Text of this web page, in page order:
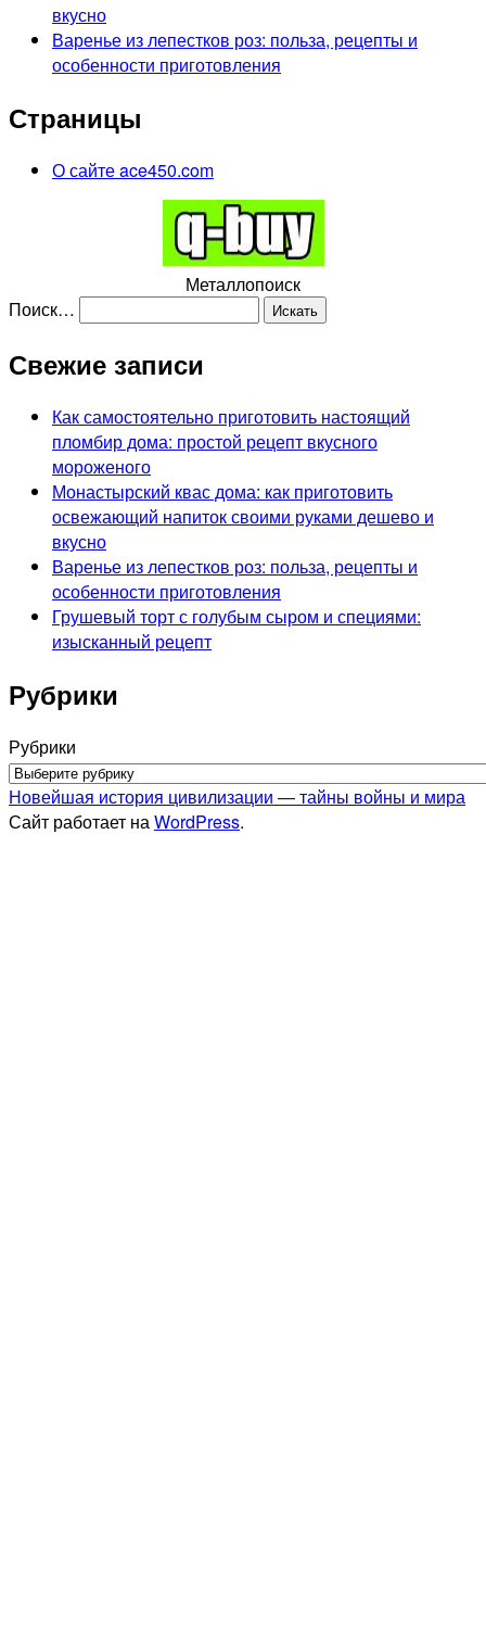
вкусно
Варенье из лепестков роз: польза, рецепты и
особенности приготовления
Страницы
О сайте ace450.com
Металлопоиск
Поиск…
Свежие записи
Как самостоятельно приготовить настоящий
пломбир дома: простой рецепт вкусного
мороженого
Монастырский квас дома: как приготовить
освежающий напиток своими руками дешево и
вкусно
Варенье из лепестков роз: польза, рецепты и
особенности приготовления
Грушевый торт с голубым сыром и специями:
изысканный рецепт
Рубрики
Рубрики
Новейшая история цивилизации — тайны войны и мира
Сайт работает на WordPress.